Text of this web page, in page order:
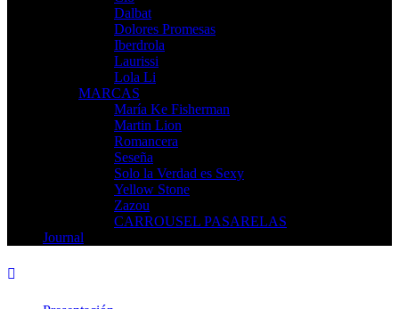
Dalbat
Dolores Promesas
Iberdrola
Laurissi
Lola Li
MARCAS
María Ke Fisherman
Martin Lion
Romancera
Seseña
Solo la Verdad es Sexy
Yellow Stone
Zazou
CARROUSEL PASARELAS
Journal